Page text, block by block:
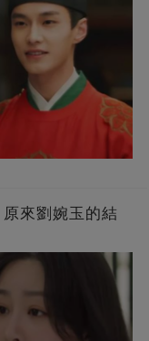
來劉婉玉的結